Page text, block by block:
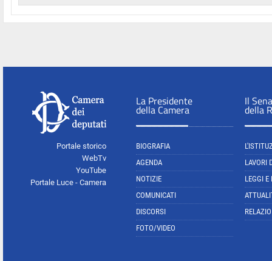
Portale storico
WebTv
YouTube
Portale Luce - Camera
La Presidente
della Camera
BIOGRAFIA
AGENDA
NOTIZIE
COMUNICATI
DISCORSI
FOTO/VIDEO
Il
della
LAVORI
LEGGI E